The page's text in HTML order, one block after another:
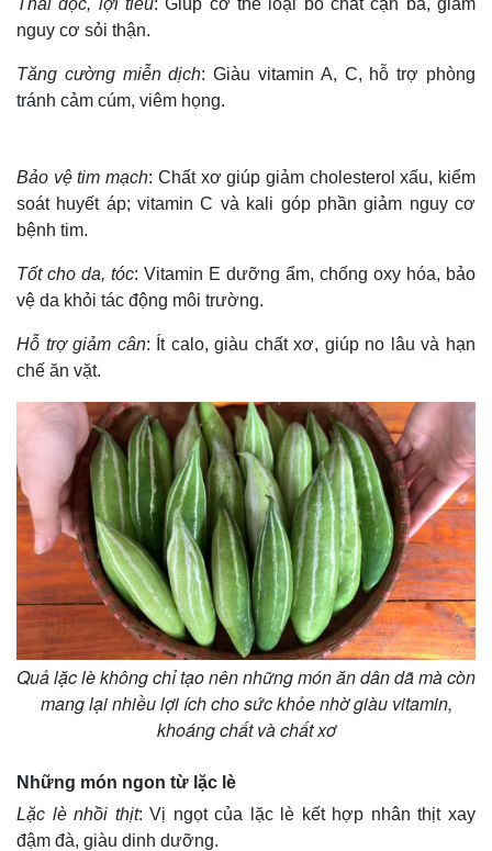
Thải độc, lợi tiểu: Giúp cơ thể loại bỏ chất cặn bã, giảm
nguy cơ sỏi thận.
Tăng cường miễn dịch: Giàu vitamin A, C, hỗ trợ phòng
tránh cảm cúm, viêm họng.
Bảo vệ tim mạch: Chất xơ giúp giảm cholesterol xấu, kiểm
soát huyết áp; vitamin C và kali góp phần giảm nguy cơ
bệnh tim.
Tốt cho da, tóc: Vitamin E dưỡng ẩm, chống oxy hóa, bảo
vệ da khỏi tác động môi trường.
Hỗ trợ giảm cân: Ít calo, giàu chất xơ, giúp no lâu và hạn
chế ăn vặt.
Quả lặc lè không chỉ tạo nên những món ăn dân dã mà còn
mang lại nhiều lợi ích cho sức khỏe nhờ giàu vitamin,
khoáng chất và chất xơ
Những món ngon từ lặc lè
Lặc lè nhồi thịt: Vị ngọt của lặc lè kết hợp nhân thịt xay
đậm đà, giàu dinh dưỡng.